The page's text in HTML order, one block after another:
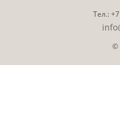
Тел.:
©